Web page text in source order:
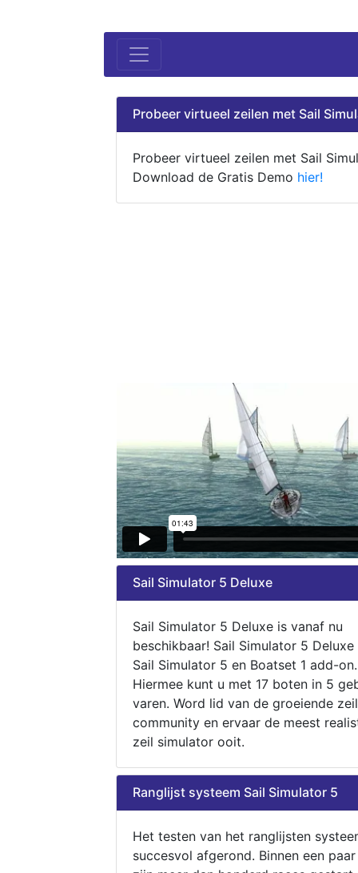
Probeer virtueel zeilen met Sail
Probeer virtueel zeilen met Sail
Download de Gratis Demo hier!
Sail Simulator 5 Deluxe
Sail Simulator 5 Deluxe is vanaf nu
beschikbaar! Sail Simulator 5
Sail Simulator 5 en Boatset 1 add-on.
Hiermee kunt u met 17 boten in 5
varen. Word lid van de groeiende zeil
community en ervaar de meest
zeil simulator ooit.
Ranglijst systeem Sail Simulator 5
Het testen van het ranglijsten
succesvol afgerond. Binnen een